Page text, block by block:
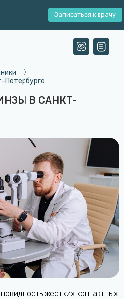
Записаться к врачу
Петербурге
В САНКТ-
жестких контактных